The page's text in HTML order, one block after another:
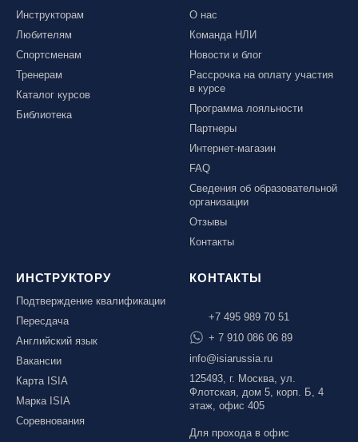
Инструкторам
Любителям
Спортсменам
Тренерам
Каталог курсов
Библиотека
О нас
Команда НЛИ
Новости и блог
Рассрочка на оплату участия
в курсе
Программа лояльности
Партнеры
Интернет-магазин
FAQ
Сведения об образовательной
организации
Отзывы
Контакты
ИНСТРУКТОРУ
Подтверждение квалификации
Пересдача
Английский язык
Вакансии
Карта ISIA
Марка ISIA
Соревнования
КОНТАКТЫ
+7 495 989 70 51
+ 7 910 086 06 89
info@isiarussia.ru
125493, г. Москва, ул.
Флотская, дом 5, корп. Б, 4
этаж, офис 405
Для прохода в офис